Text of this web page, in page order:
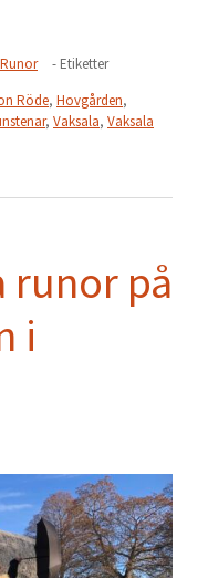
Runor
- Etiketter
Röde, Hovgården,
, Vaksala, Vaksala
runor på
i